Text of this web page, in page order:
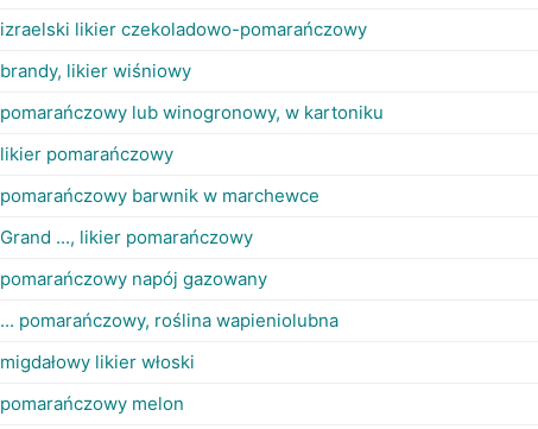
izraelski likier czekoladowo-pomarańczowy
brandy, likier wiśniowy
pomarańczowy lub winogronowy, w kartoniku
likier pomarańczowy
pomarańczowy barwnik w marchewce
Grand ..., likier pomarańczowy
pomarańczowy napój gazowany
... pomarańczowy, roślina wapieniolubna
migdałowy likier włoski
pomarańczowy melon